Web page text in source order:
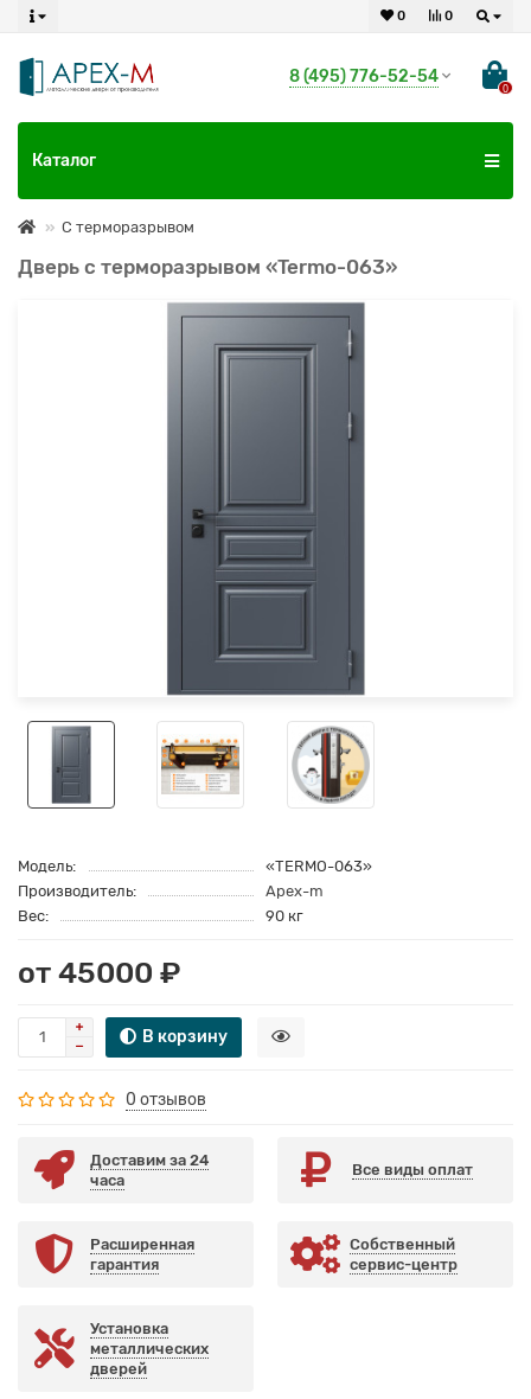
0
0
8 (495) 776-52-54
0
Каталог
С терморазрывом
Дверь с терморазрывом «Termo-063»
Модель:
«TERMO-063»
Производитель:
Apex-m
Вес:
90 кг
от 45000 ₽
В корзину
0 отзывов
Доставим за 24
часа
Все виды оплат
Расширенная
гарантия
Собственный
сервис-центр
Установка
металлических
дверей